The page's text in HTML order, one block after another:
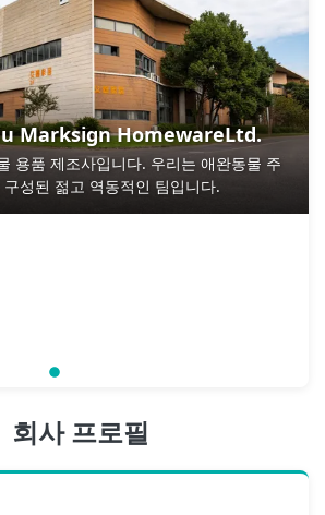
Marksign HomewareLtd.
용품 제조사입니다. 우리는 애완동물 주
성된 젊고 역동적인 팀입니다.
회사 프로필